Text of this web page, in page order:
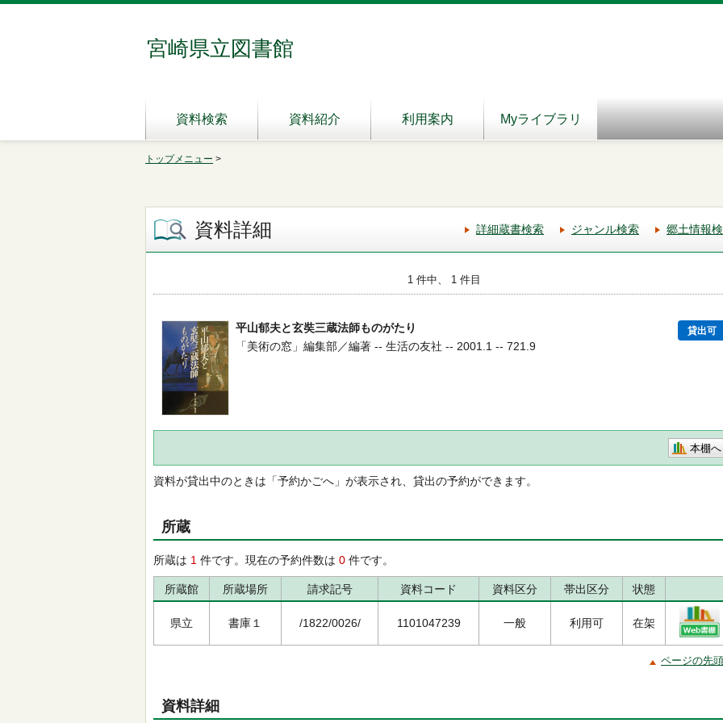
宮崎県立図書館
資料検索 資料紹介 利用案内 Myライブラリ
トップメニュー >
資料詳細 詳細蔵書検索 ジャンル検索 郷土情報
1 件中、 1 件目
平山郁夫と玄奘三蔵法師ものがたり 貸出可
「美術の窓」編集部／編著 -- 生活の友社 -- 2001.1 -- 721.9
本棚へ
資料が貸出中のときは「予約かごへ」が表示され、貸出の予約ができます。
所蔵
所蔵は 1 件です。現在の予約件数は 0 件です。
所蔵館 所蔵場所 請求記号 資料コード 資料区分 帯出区分 状態
県立 書庫１ /1822/0026/ 1101047239 一般 利用可 在架
ページの先
資料詳細